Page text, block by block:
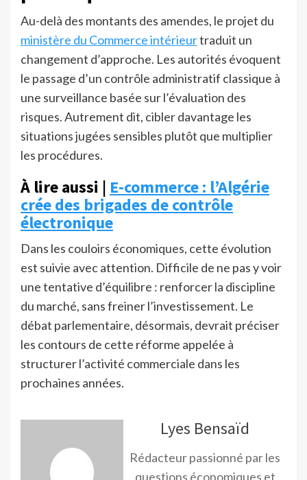
Au-delà des montants des amendes, le projet du
ministère du Commerce intérieurtraduit un
changement d’approche. Les autorités évoquent
le passage d’un contrôle administratif classique à
une surveillance basée sur l’évaluation des
risques. Autrement dit, cibler davantage les
situations jugées sensibles plutôt que multiplier
les procédures.
À lire aussi | E-commerce : l’Algérie
crée des brigades de contrôle
électronique
Dans les couloirs économiques, cette évolution
est suivie avec attention. Difficile de ne pas y voir
une tentative d’équilibre : renforcer la discipline
du marché, sans freiner l’investissement. Le
débat parlementaire, désormais, devrait préciser
les contours de cette réforme appelée à
structurer l’activité commerciale dans les
prochaines années.
Lyes Bensaïd
Rédacteur passionné par les
questions économiques et